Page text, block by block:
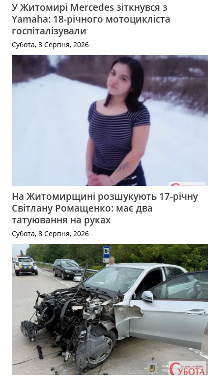
У Житомирі Mercedes зіткнувся з
Yamaha: 18-річного мотоцикліста
госпіталізували
Субота, 8 Серпня, 2026
На Житомирщині розшукують 17-річну
Світлану Ромащенко: має два
татуювання на руках
Субота, 8 Серпня, 2026